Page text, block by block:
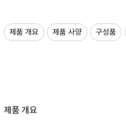
제품 개요 제품 사양 구성품
제품 개요